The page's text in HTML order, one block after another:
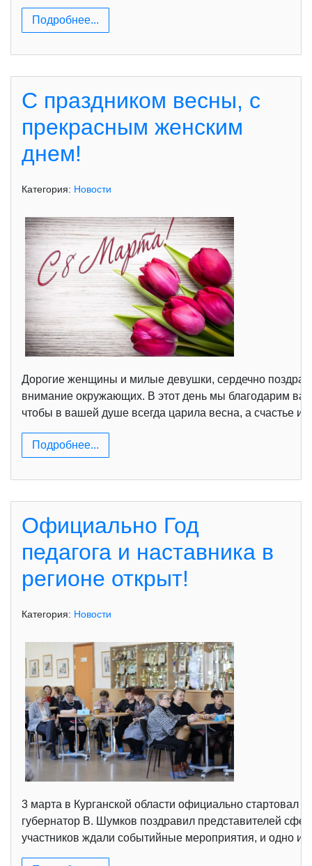
Подробнее...
С праздником весны, с
прекрасным женским
днем!
Категория: Новости
Дорогие женщины и милые девушки, сердечно
внимание окружающих. В этот день мы благодарим
чтобы в вашей душе всегда царила весна, а счастье
Подробнее...
Официально Год
педагога и наставника в
регионе открыт!
Категория: Новости
3 марта в Курганской области официально стартовал
губернатор В. Шумков поздравил представителей
участников ждали событийные мероприятия, и одно из